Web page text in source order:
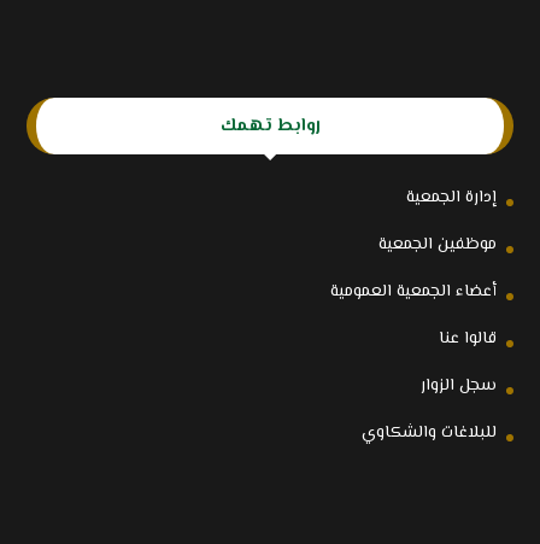
روابط تهمك
إدارة الجمعية
موظفين الجمعية
أعضاء الجمعية العمومية
قالوا عنا
سجل الزوار
للبلاغات والشكاوي